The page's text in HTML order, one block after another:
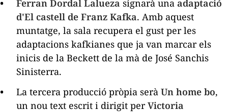
Ferran Dordal Lalueza signarà una adaptació
d'El castell de Franz Kafka. Amb aquest
muntatge, la sala recupera el gust per les
adaptacions kafkianes que ja van marcar els
inicis de la Beckett de la mà de José Sanchis
Sinisterra.
La tercera producció pròpia serà Un home bo,
un nou text escrit i dirigit perVictoria